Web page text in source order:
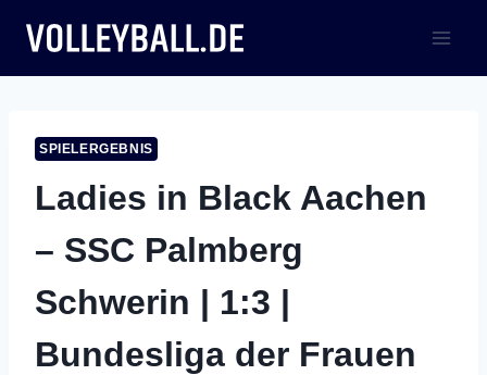
Inhalt
springen
SPIELERGEBNIS
Ladies in Black Aachen
– SSC Palmberg
Schwerin | 1:3 |
Bundesliga der Frauen